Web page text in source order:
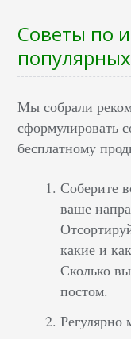
Советы по
Мы собрали
сформулировать
бесплатному
Соберите
ваше
какие и
Сколько
постом.
Регулярно